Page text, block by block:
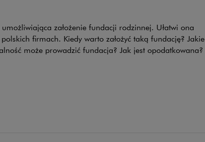
założenie fundacji rodzinnej. Ułatwi ona
firmach. Kiedy warto założyć taką fundację? Jakie
może prowadzić fundacja? Jak jest opodatkowana?